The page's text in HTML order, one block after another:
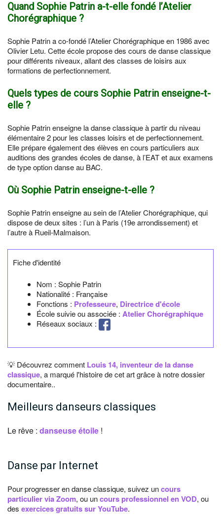
Quand Sophie Patrin a-t-elle fondé l’Atelier
Chorégraphique ?
Sophie Patrin a co-fondé l’Atelier Chorégraphique en 1986 avec
Olivier Letu. Cette école propose des cours de danse classique
pour différents niveaux, allant des classes de loisirs aux
formations de perfectionnement.
Quels types de cours Sophie Patrin enseigne-t-
elle ?
Sophie Patrin enseigne la danse classique à partir du niveau
élémentaire 2 pour les classes loisirs et de perfectionnement.
Elle prépare également des élèves en cours particuliers aux
auditions des grandes écoles de danse, à l’EAT et aux examens
de type option danse au BAC.
Où Sophie Patrin enseigne-t-elle ?
Sophie Patrin enseigne au sein de l’Atelier Chorégraphique, qui
dispose de deux sites : l’un à Paris (19e arrondissement) et
l’autre à Rueil-Malmaison.
Fiche d'identité
Nom : Sophie Patrin
Nationalité : Française
Fonctions : Professeure, Directrice d'école
École suivie ou associée : Atelier Chorégraphique
Réseaux sociaux :
💡 Découvrez comment Louis 14, inventeur de la danse
classique, a marqué l'histoire de cet art grâce à notre dossier
documentaire..
Meilleurs danseurs classiques
Le rêve : danseuse étoile !
Danse par Internet
Pour progresser en danse classique, suivez uncours
particulier via Zoom, ou uncours professionnel en VOD, ou
des exercices gratuits sur YouTube.